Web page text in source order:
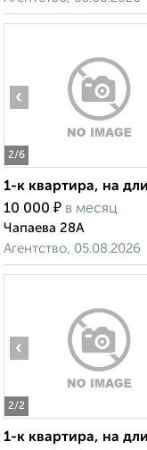
2/6
‹
1-к квартира, на
10 000 ₽ в месяц
Чапаева 28А
Агентство, 05.08.2026
2/2
‹
1-к квартира, на